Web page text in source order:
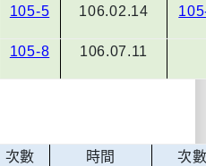
105-5 106.02.14
105-8 106.07.11
次數 時間 次